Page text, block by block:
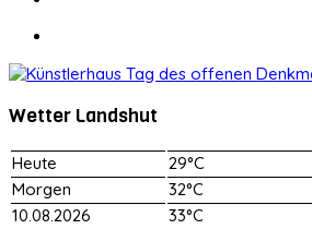
Wetter Landshut
Heute
29°C
Morgen
32°C
10.08.2026
33°C